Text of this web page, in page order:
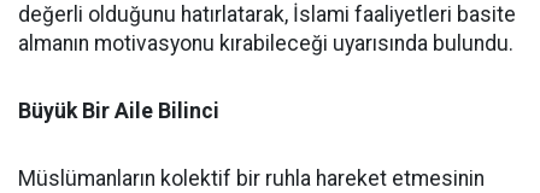
değerli olduğunu hatırlatarak, İslami faaliyetleri basite
almanın motivasyonu kırabileceği uyarısında bulundu.
Büyük Bir Aile Bilinci
Müslümanların kolektif bir ruhla hareket etmesinin